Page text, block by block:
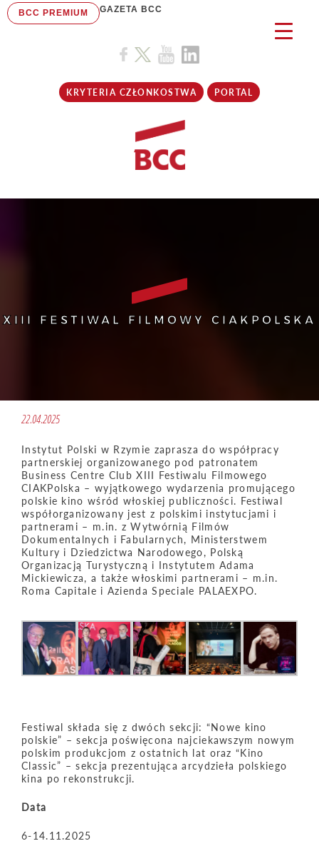
BCC PREMIUM GAZETA BCC
KRYTERIA CZŁONKOSTWA PORTAL
XIII FESTIWAL FILMOWY CIAKPOLSKA
22.04.2025
Instytut Polski w Rzymie zaprasza do współpracy
partnerskiej organizowanego pod patronatem
Business Centre Club XIII Festiwalu Filmowego
CIAKPolska – wyjątkowego wydarzenia promującego
polskie kino wśród włoskiej publiczności. Festiwal
współorganizowany jest z polskimi instytucjami i
partnerami – m.in. z Wytwórnią Filmów
Dokumentalnych i Fabularnych, Ministerstwem
Kultury i Dziedzictwa Narodowego, Polską
Organizacją Turystyczną i Instytutem Adama
Mickiewicza, a także włoskimi partnerami – m.in.
Roma Capitale i Azienda Speciale PALAEXPO.
Festiwal składa się z dwóch sekcji: “Nowe kino
polskie” – sekcja poświęcona najciekawszym nowym
polskim produkcjom z ostatnich lat oraz “Kino
Classic” – sekcja prezentująca arcydzieła polskiego
kina po rekonstrukcji.
Data
6-14.11.2025